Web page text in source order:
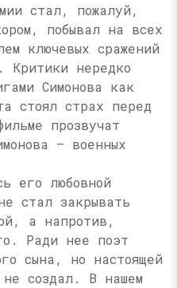
стал, пожалуй,
побывал на всех
ключевых сражений
Критики нередко
Симонова как
стоял страх перед
прозвучат
— военных
его любовной
стал закрывать
а напротив,
Ради нее поэт
сына, но настоящей
создал. В нашем